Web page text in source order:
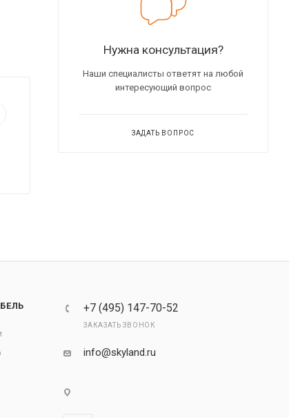
Нужна консультация?
Наши специалисты ответят на любой
интересующий вопрос
ЗАДАТЬ ВОПРОС
+7 (495) 147-70-52
ЗАКАЗАТЬ ЗВОНОК
info@skyland.ru